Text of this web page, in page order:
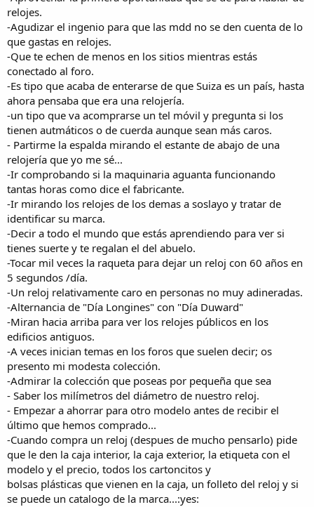
relojes.
-Agudizar el ingenio para que las mdd no se den cuenta de lo
que gastas en relojes.
-Que te echen de menos en los sitios mientras estás
conectado al foro.
-Es tipo que acaba de enterarse de que Suiza es un país, hasta
ahora pensaba que era una relojería.
-un tipo que va acomprarse un tel móvil y pregunta si los
tienen autmáticos o de cuerda aunque sean más caros.
- Partirme la espalda mirando el estante de abajo de una
relojería que yo me sé...
-Ir comprobando si la maquinaria aguanta funcionando
tantas horas como dice el fabricante.
-Ir mirando los relojes de los demas a soslayo y tratar de
identificar su marca.
-Decir a todo el mundo que estás aprendiendo para ver si
tienes suerte y te regalan el del abuelo.
-Tocar mil veces la raqueta para dejar un reloj con 60 años en
5 segundos /día.
-Un reloj relativamente caro en personas no muy adineradas.
-Alternancia de "Día Longines" con "Día Duward"
-Miran hacia arriba para ver los relojes públicos en los
edificios antiguos.
-A veces inician temas en los foros que suelen decir; os
presento mi modesta colección.
-Admirar la colección que poseas por pequeña que sea
- Saber los milímetros del diámetro de nuestro reloj.
- Empezar a ahorrar para otro modelo antes de recibir el
último que hemos comprado...
-Cuando compra un reloj (despues de mucho pensarlo) pide
que le den la caja interior, la caja exterior, la etiqueta con el
modelo y el precio, todos los cartoncitos y
bolsas plásticas que vienen en la caja, un folleto del reloj y si
se puede un catalogo de la marca...:yes: